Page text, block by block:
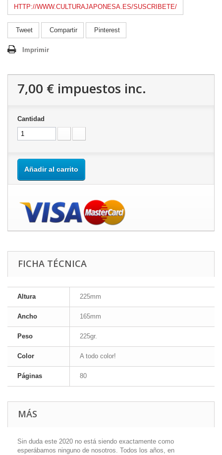
HTTP://WWW.CULTURAJAPONESA.ES/SUSCRIBETE/
Tweet Compartir Pinterest
Imprimir
7,00 € impuestos inc.
Cantidad
Añadir al carrito
FICHA TÉCNICA
Altura 225mm
Ancho 165mm
Peso 225gr.
Color A todo color!
Páginas 80
MÁS
Sin duda este 2020 no está siendo exactamente como
esperábamos ninguno de nosotros. Todos los años, en